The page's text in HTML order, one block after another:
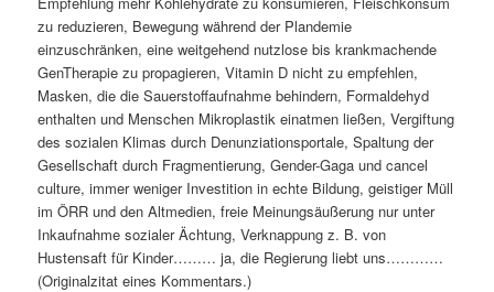
zu reduzieren, Bewegung während der Plandemie
einzuschränken, eine weitgehend nutzlose bis krankmachende
GenTherapie zu propagieren, Vitamin D nicht zu empfehlen,
Masken, die die Sauerstoffaufnahme behindern, Formaldehyd
enthalten und Menschen Mikroplastik einatmen ließen, Vergiftung
des sozialen Klimas durch Denunziationsportale, Spaltung der
Gesellschaft durch Fragmentierung, Gender-Gaga und cancel
culture, immer weniger Investition in echte Bildung, geistiger Müll
im ÖRR und den Altmedien, freie Meinungsäußerung nur unter
Inkaufnahme sozialer Ächtung, Verknappung z. B. von
Hustensaft für Kinder……… ja, die Regierung liebt uns…………
(Originalzitat eines Kommentars.)